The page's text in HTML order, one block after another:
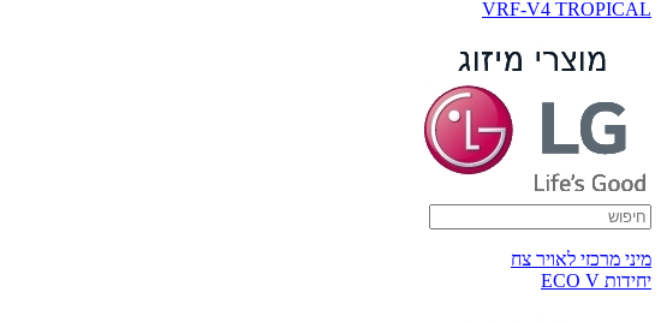
VRF-V4 TROPICAL
מיני מרכזי לאויר צח
יחידות ECO V